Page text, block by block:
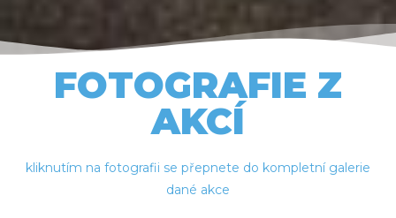
FOTOGRAFIE Z
AKCÍ
kliknutím na fotografii se přepnete do kompletní galerie
dané akce​